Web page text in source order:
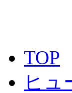
TOP
ヒュ